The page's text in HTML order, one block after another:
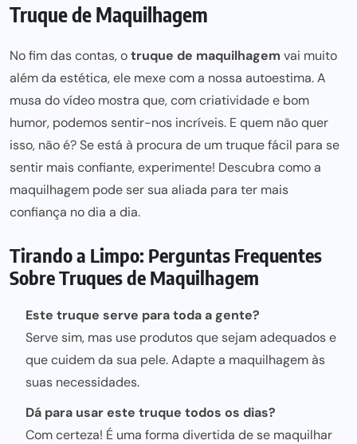
Truque de Maquilhagem
No fim das contas, otruque de maquilhagem vai muito
além da estética, ele mexe com a nossa autoestima. A
musa do vídeo mostra que, com criatividade e bom
humor, podemos sentir-nos incríveis. E quem não quer
isso, não é? Se está à procura de umtruque fácil para se
sentir mais confiante, experimente! Descubra como a
maquilhagem pode ser sua aliada para ter mais
confiança no dia a dia.
Tirando a Limpo: Perguntas Frequentes
Sobre Truques de Maquilhagem
Este truque serve para toda a gente?
Serve sim, mas use produtos que sejam adequados e
que cuidem da sua pele. Adapte a maquilhagem às
suas necessidades.
Dá para usar este truque todos os dias?
Com certeza! É uma forma divertida de se maquilhar